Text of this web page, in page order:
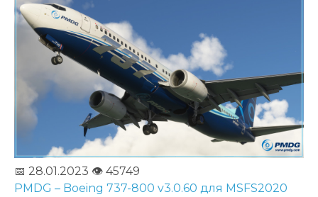
📅 28.01.2023 👁️ 45749
PMDG – Boeing 737-800 v3.0.60 для MSFS2020